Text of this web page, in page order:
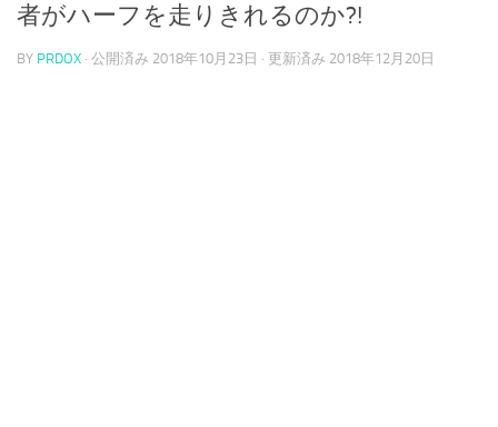
者がハーフを走りきれるのか?!
BY PRDOX · 公開済み 2018年10月23日 · 更新済み 2018年12月20日